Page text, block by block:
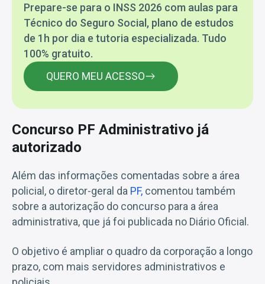
Prepare-se para o INSS 2026 com aulas para
Técnico do Seguro Social, plano de estudos
de 1h por dia e tutoria especializada. Tudo
100% gratuito.
QUERO MEU ACESSO
Concurso PF Administrativo já
autorizado
Além das informações comentadas sobre a área
policial, o diretor-geral da PF, comentou também
sobre a autorização do concurso para a área
administrativa, que já foi publicada no Diário Oficial.
O objetivo é ampliar o quadro da corporação a longo
prazo, com mais servidores administrativos e